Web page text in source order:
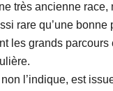
très ancienne
rare qu’une
les grands
l’indique, est